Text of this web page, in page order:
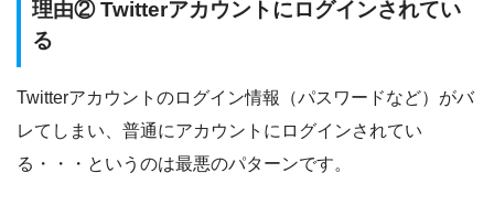
理由② Twitterアカウントにログインされてい
る
Twitterアカウントのログイン情報（パスワードなど）がバ
レてしまい、普通にアカウントにログインされてい
る・・・というのは最悪のパターンです。